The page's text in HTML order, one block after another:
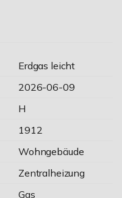
Erdgas leicht
2026-06-09
H
1912
Wohngebäude
Zentralheizung
Gas